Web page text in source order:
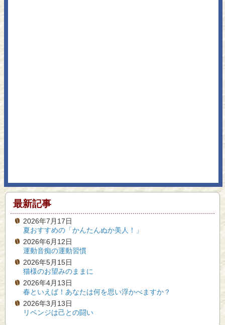
最新記事
2026年7月17日
夏おすすめの「かんたんぬか美人！」
2026年6月12日
運動音痴の運動習慣
2026年5月15日
猫様のお望みのままに
2026年4月13日
春といえば！あなたは何を思い浮かべますか？
2026年3月13日
リベンジは己との闘い